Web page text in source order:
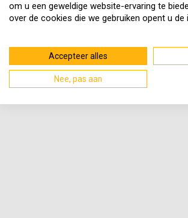
om u een geweldige website-ervaring te
over de cookies die we gebruiken opent u de
Accepteer alles
Nee, pas aan